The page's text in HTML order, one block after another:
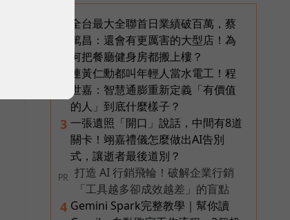
全台最大全聯首日業績破百萬，蔡
篤昌：還會有更厲害的大型店！為
何把餐廳健身房都搬上樓？
連黃仁勳都叫年輕人當水電工！程
世嘉：智慧通膨重新定義「有價值
的人」到底什麼樣子？
3 一張遺照「開口」說話，中間有8道
關卡！翊嘉禮儀怎麼做出AI告別
式，讓逝者最後道別？
PR
打造 AI 行銷飛輪！破解企業行銷
「工具越多卻成效越差」的盲點
4 Gemini Spark完整教學｜幫你讀